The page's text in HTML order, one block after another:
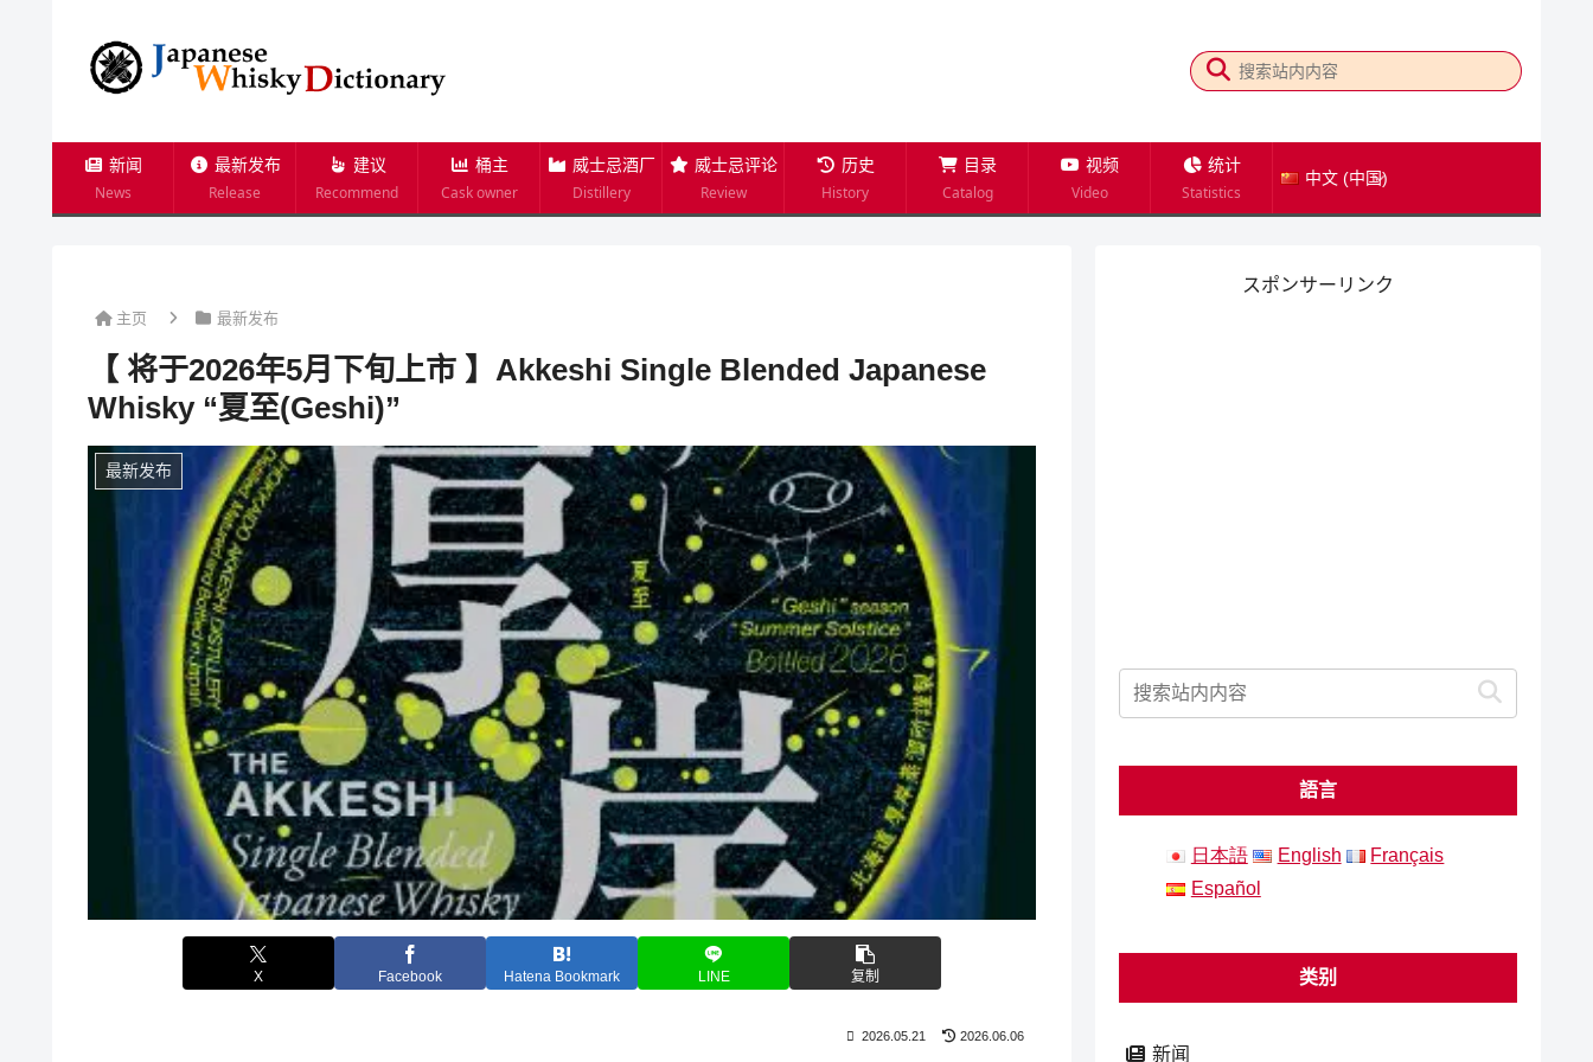
新闻
News
最新发布
Release
建议
Recommend
桶主
Cask owner
威士忌酒厂
Distillery
威士忌评论
Review
历史
History
目录
Catalog
视频
Video
统计
Statistics
中文 (中国)
主页 最新发布
【 将于2026年5月下旬上市 】Akkeshi Single Blended Japanese
Whisky “夏至(Geshi)”
最新发布
X Facebook Hatena Bookmark LINE 复制
2026.05.21 2026.06.06
スポンサーリンク
語言
日本語 English
Français
Español
类别
新闻